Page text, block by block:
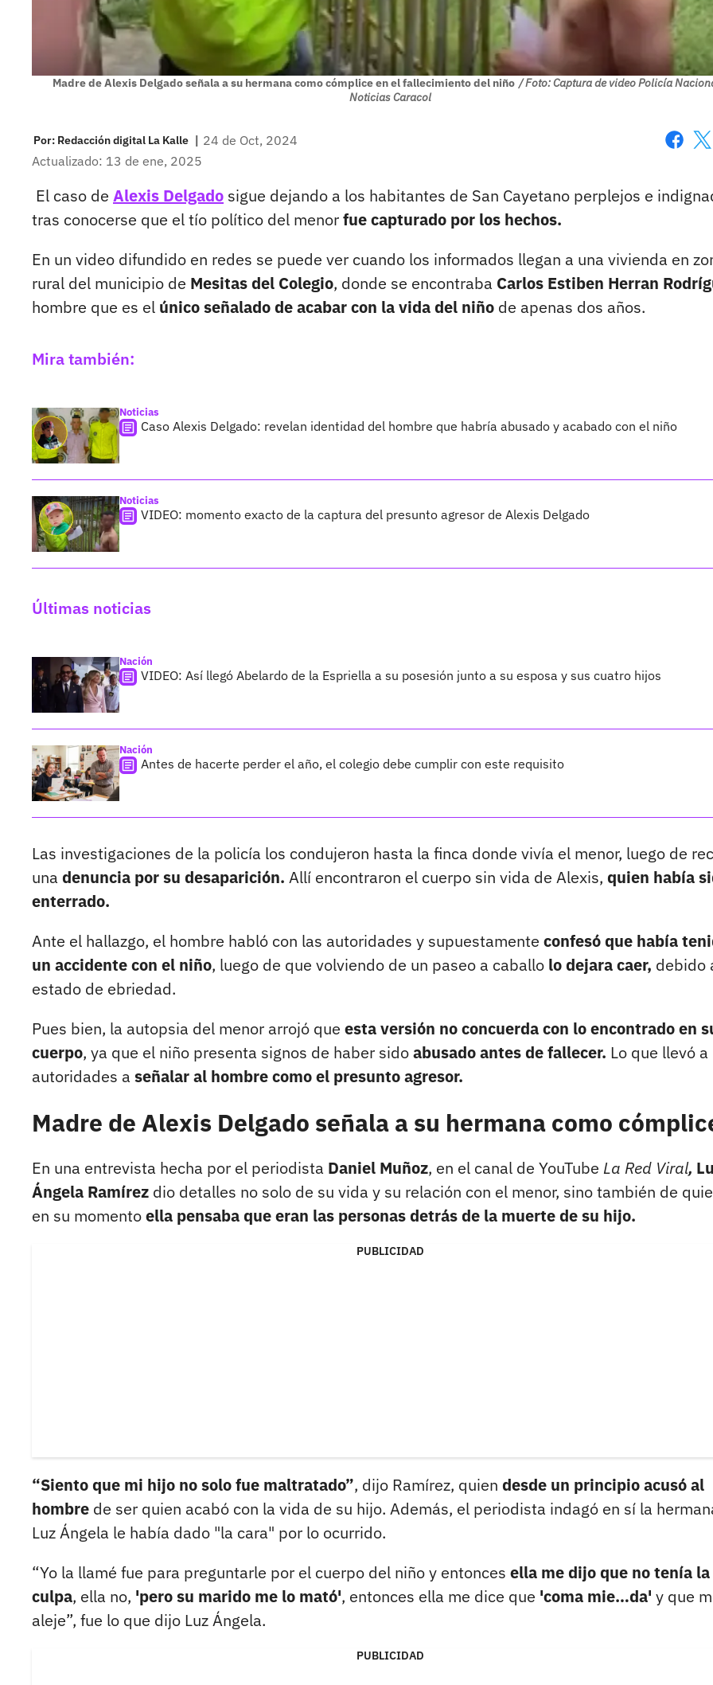
Madre de Alexis Delgado señala a su hermana como cómplice en el fallecimiento del niño / Foto: Captura de video Policía
Noticias Caracol
Por: Redacción digital La Kalle | 24 de Oct, 2024
Actualizado: 13 de ene, 2025
El caso de Alexis Delgado sigue dejando a los habitantes de San Cayetano perplejos e
tras conocerse que el tío político del menorfue capturado por los hechos.
En un video difundido en redes se puede ver cuando los informados llegan a una vivienda en
rural del municipio de Mesitas del Colegio, donde se encontraba Carlos Estiben Herran
hombre que es el único señalado de acabar con la vida del niño de apenas dos años.
Mira también:
Noticias
Caso Alexis Delgado: revelan identidad del hombre que habría abusado y acabado con el niño
Noticias
VIDEO: momento exacto de la captura del presunto agresor de Alexis Delgado
Últimas noticias
Nación
VIDEO: Así llegó Abelardo de la Espriella a su posesión junto a su esposa y sus cuatro hijos
Nación
Antes de hacerte perder el año, el colegio debe cumplir con este requisito
Las investigaciones de la policía los condujeron hasta la finca donde vivía el menor, luego de
una denuncia por su desaparición. Allí encontraron el cuerpo sin vida de Alexis, quien había
enterrado.
Ante el hallazgo, el hombre habló con las autoridades y supuestamente confesó que había
un accidente con el niño, luego de que volviendo de un paseo a caballo lo dejara caer, debido
estado de ebriedad.
Pues bien, la autopsia del menor arrojó que esta versión no concuerda con lo encontrado en
cuerpo, ya que el niño presenta signos de haber sidoabusado antes de fallecer. Lo que llevó a
autoridades a señalar al hombre como el presunto agresor.
Madre de Alexis Delgado señala a su hermana como
En una entrevista hecha por el periodista Daniel Muñoz, en el canal de YouTube La Red Viral,
Ángela Ramírez dio detalles no solo de su vida y su relación con el menor, sino también de
en su momentoella pensaba que eran las personas detrás de la muerte de su hijo.
PUBLICIDAD
“Siento que mi hijo no solo fue maltratado”, dijo Ramírez, quien desde un principio acusó al
hombre de ser quien acabó con la vida de su hijo. Además, el periodista indagó en sí la
Luz Ángela le había dado "la cara" por lo ocurrido.
“Yo la llamé fue para preguntarle por el cuerpo del niño y entonces ella me dijo que no tenía la
culpa, ella no, 'pero su marido me lo mató', entonces ella me dice que 'coma mie…da' y que
aleje”, fue lo que dijo Luz Ángela.
PUBLICIDAD